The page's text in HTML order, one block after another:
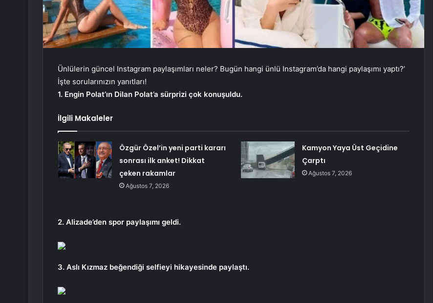
Ünlülerin güncel Instagram paylaşımları neler? Bugün hangi ünlü Instagram’da hangi paylaşımı yaptı?’
İşte sorularınızın yanıtları!
1. Engin Polat’ın Dilan Polat’a sürprizi çok konuşuldu.
İlgili Makaleler
Özgür Özel’in yeni parti kararı
sonrası ilk anket! Dikkat
çeken rakamlar
Ağustos 7, 2026
Kamyon Yaya Üst Geçidine
Çarptı
Ağustos 7, 2026
2. Alizade’den spor paylaşımı geldi.
3. Aslı Kızmaz beğendiği selfieyi hikayesinde paylaştı.